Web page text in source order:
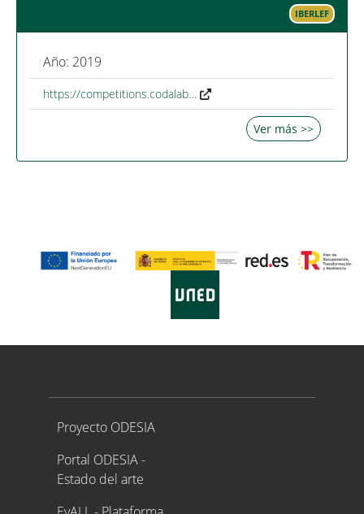
IBERLEF
Año: 2019
https://competitions.codalab…
Ver más >>
Proyecto ODESIA
Proyecto ODESIA
Portal ODESIA -
Estado del arte